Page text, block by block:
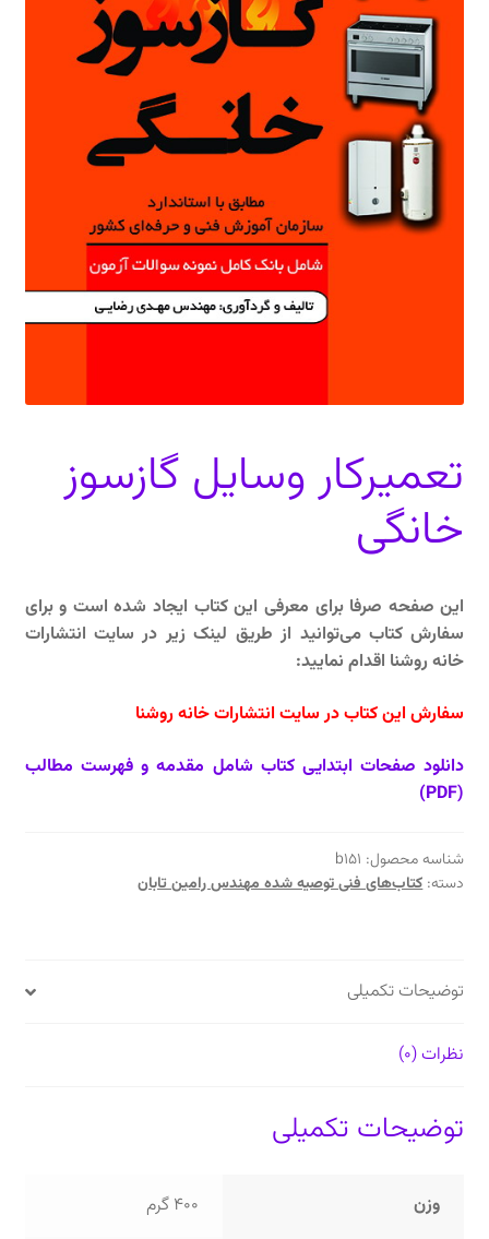
دعوت برای پروژه، تدریس و سخنرانی
ارتباط از طریق پیام‌رسان‌ها: 09373443975
تعمیرکار وسایل گازسوز
خانگی
این صفحه صرفا برای معرفی این کتاب ایجاد شده است و برای
سفارش کتاب می‌توانید از طریق لینک زیر در سایت انتشارات
خانه روشنا اقدام نمایید:
سفارش این کتاب در سایت انتشارات خانه روشنا
دانلود صفحات ابتدایی کتاب شامل مقدمه و فهرست مطالب
(PDF)
شناسه محصول: b151
دسته:کتاب‌های فنی توصیه شده مهندس رامین تابان
توضیحات تکمیلی
نظرات (0)
توضیحات تکمیلی
وزن 400 گرم